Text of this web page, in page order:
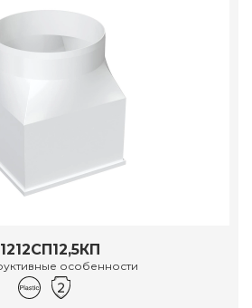
1212СП12,5КП
особенности